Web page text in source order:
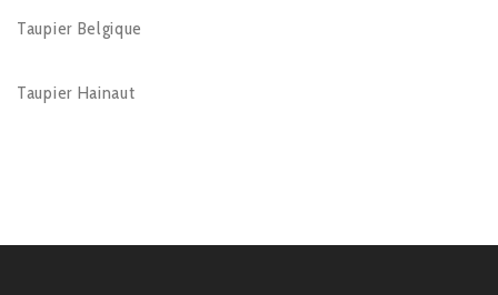
Taupier Belgique
Taupier Hainaut